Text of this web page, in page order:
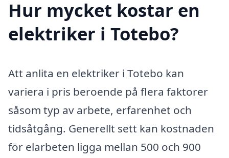
Hur mycket kostar en
elektriker i Totebo?
Att anlita en elektriker i Totebo kan
variera i pris beroende på flera faktorer
såsom typ av arbete, erfarenhet och
tidsåtgång. Generellt sett kan kostnaden
för elarbeten ligga mellan 500 och 900